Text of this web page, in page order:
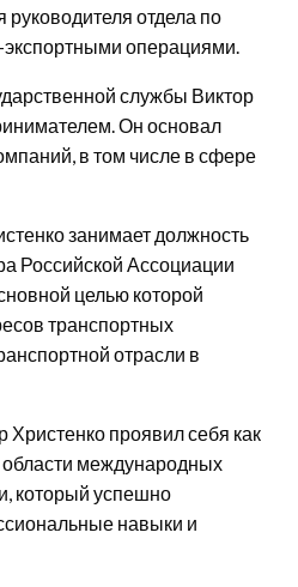
руководителя отдела по
операциями.
службы Виктор
Он основал
в том числе в сфере
занимает должность
Российской Ассоциации
целью которой
транспортных
отрасли в
Христенко проявил себя как
международных
который успешно
навыки и